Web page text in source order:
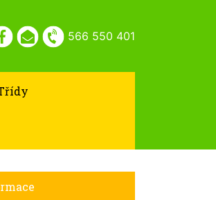
566 550 401